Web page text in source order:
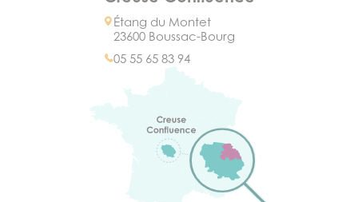
Étang du Montet
23600 Boussac-Bourg
05 55 65 83 94